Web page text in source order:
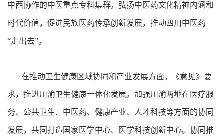
中西协作的中医重点专科集群。弘扬中医药文化精神内涵和
时代价值，促进民族医药传承创新发展，推动四川中医药
“走出去”。
在推动卫生健康区域协同和产业发展方面，《意见》要
求，推进川渝卫生健康一体化发展。加强川渝两地在医疗服
务、公共卫生、中医药、健康产业、人才科技等方面的协同
发展，共同打造国家医学中心、医学科技创新中心。协同推